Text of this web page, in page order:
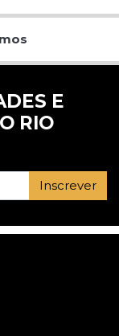
E
RIO
Inscrever